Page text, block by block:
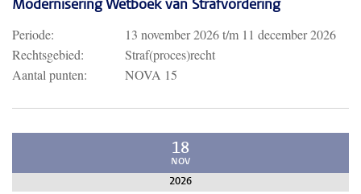
Modernisering Wetboek van Strafvordering
Periode: 13 november 2026t/m 11 december 2026
Rechtsgebied:
Straf(proces)recht
Aantal punten:
NOVA 15
18
NOV
2026